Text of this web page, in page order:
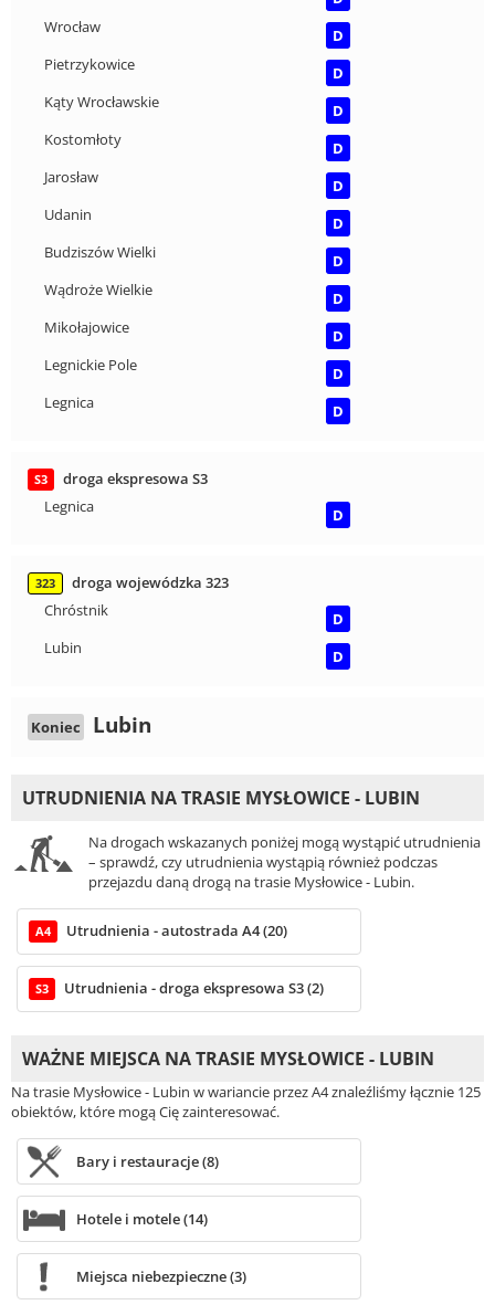
Wrocław
D
Pietrzykowice
D
Kąty Wrocławskie
D
Kostomłoty
D
Jarosław
D
Udanin
D
Budziszów Wielki
D
Wądroże Wielkie
D
Mikołajowice
D
Legnickie Pole
D
Legnica
D
S3
droga ekspresowa S3
Legnica
D
323
droga wojewódzka 323
Chróstnik
D
Lubin
D
Koniec Lubin
UTRUDNIENIA NA TRASIE MYSŁOWICE - LUBIN
Na drogach wskazanych poniżej mogą wystąpić utrudnienia
– sprawdź, czy utrudnienia wystąpią również podczas
przejazdu daną drogą na trasie Mysłowice - Lubin.
A4 Utrudnienia - autostrada A4 (20)
S3 Utrudnienia - droga ekspresowa S3 (2)
WAŻNE MIEJSCA NA TRASIE MYSŁOWICE - LUBIN
Na trasie Mysłowice - Lubin w wariancie przez A4 znaleźliśmy łącznie 125
obiektów, które mogą Cię zainteresować.
Bary i restauracje (8)
Hotele i motele (14)
Miejsca niebezpieczne (3)